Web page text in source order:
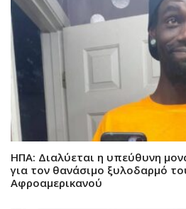
ΗΠΑ: Διαλύεται η υπεύθυνη
για τον θανάσιμο ξυλοδαρμό
Αφροαμερικανού